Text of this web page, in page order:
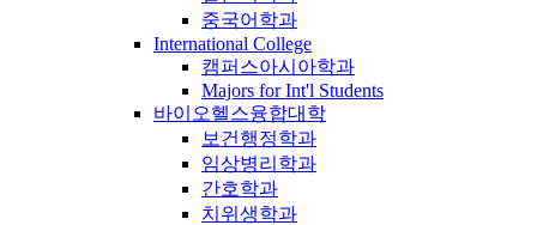
중국어학과
International College
캠퍼스아시아학과
Majors for Int'l Students
바이오헬스융합대학
보건행정학과
임상병리학과
간호학과
치위생학과